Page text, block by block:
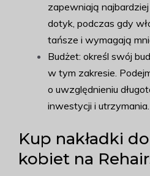
zapewniają
dotyk, podczas gdy
tańsze i wymagają
Budżet: określ swój
w tym zakresie.
o uwzględnieniu
inwestycji i utrzymania.
Kup nakładki
kobiet na